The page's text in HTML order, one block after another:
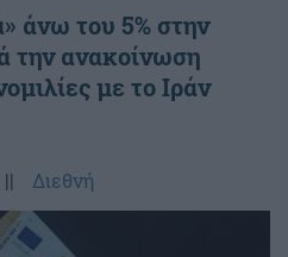
άνω του 5% στην
την ανακοίνωση
με το Ιράν
|| Διεθνή